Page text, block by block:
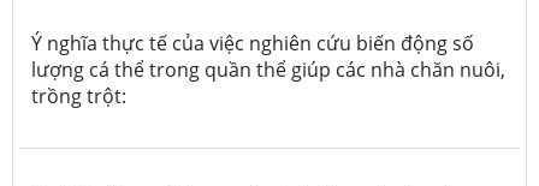
Ý nghĩa thực tế của việc nghiên cứu biến động số
lượng cá thể trong quần thể giúp các nhà chăn nuôi,
trồng trột: